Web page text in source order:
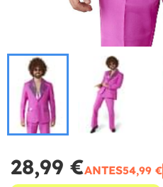
28,99 €ANTES54,99 €